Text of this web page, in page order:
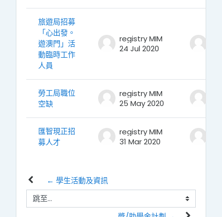
旅遊局招募
「心出發。
遊澳門」活
動臨時工作
人員
registry MIM
24 Jul 2020
勞工局職位
空缺
registry MIM
25 May 2020
匯智現正招
募人才
registry MIM
31 Mar 2020
← 學生活動及資訊
跳至...